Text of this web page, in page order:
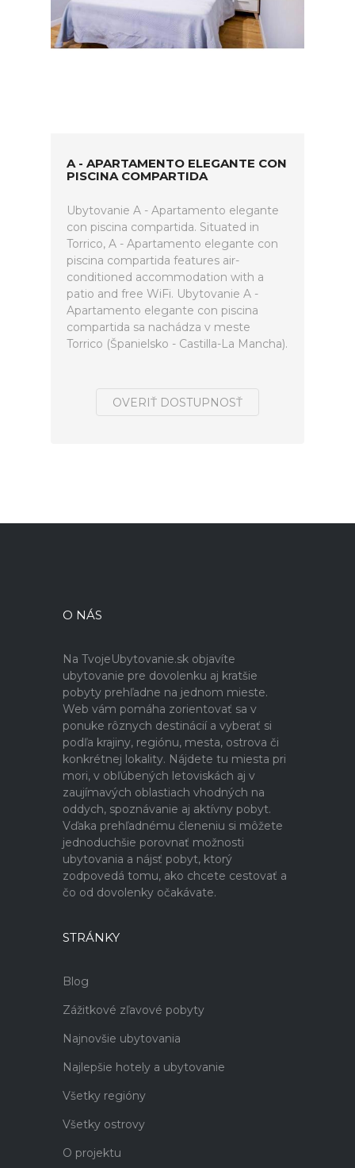
A - APARTAMENTO ELEGANTE CON
PISCINA COMPARTIDA
Ubytovanie A - Apartamento elegante
con piscina compartida. Situated in
Torrico, A - Apartamento elegante con
piscina compartida features air-
conditioned accommodation with a
patio and free WiFi. Ubytovanie A -
Apartamento elegante con piscina
compartida sa nachádza v meste
Torrico (Španielsko - Castilla-La Mancha).
OVERIŤ DOSTUPNOSŤ
O NÁS
Na TvojeUbytovanie.sk objavíte
ubytovanie pre dovolenku aj kratšie
pobyty prehľadne na jednom mieste.
Web vám pomáha zorientovať sa v
ponuke rôznych destinácií a vyberať si
podľa krajiny, regiónu, mesta, ostrova či
konkrétnej lokality. Nájdete tu miesta pri
mori, v obľúbených letoviskách aj v
zaujímavých oblastiach vhodných na
oddych, spoznávanie aj aktívny pobyt.
Vďaka prehľadnému členeniu si môžete
jednoduchšie porovnať možnosti
ubytovania a nájsť pobyt, ktorý
zodpovedá tomu, ako chcete cestovať a
čo od dovolenky očakávate.
STRÁNKY
Blog
Zážitkové zľavové pobyty
Najnovšie ubytovania
Najlepšie hotely a ubytovanie
Všetky regióny
Všetky ostrovy
O projektu